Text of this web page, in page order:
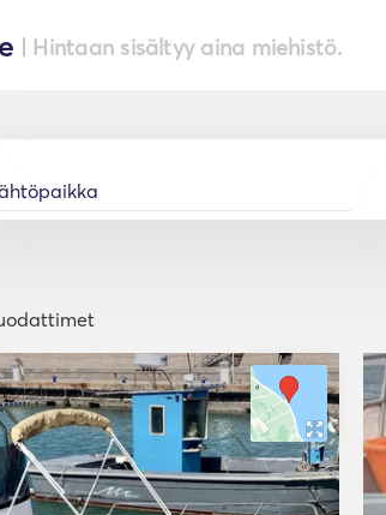
| Hintaan sisältyy aina miehistö.